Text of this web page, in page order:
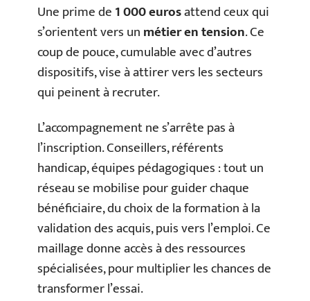
Une prime de1 000 eurosattend ceux qui
s’orientent vers unmétier en tension. Ce
coup de pouce, cumulable avec d’autres
dispositifs, vise à attirer vers les secteurs
qui peinent à recruter.
L’accompagnement ne s’arrête pas à
l’inscription. Conseillers, référents
handicap, équipes pédagogiques : tout un
réseau se mobilise pour guider chaque
bénéficiaire, du choix de la formation à la
validation des acquis, puis vers l’emploi. Ce
maillage donne accès à des ressources
spécialisées, pour multiplier les chances de
transformer l’essai.